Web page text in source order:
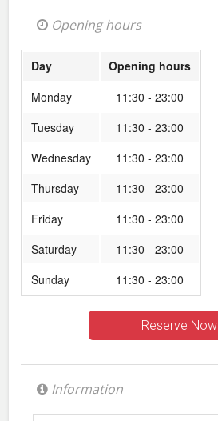
Opening hours
Day
Opening hours
Monday
11:30 - 23:00
Tuesday
11:30 - 23:00
Wednesday
11:30 - 23:00
Thursday
11:30 - 23:00
Friday
11:30 - 23:00
Saturday
11:30 - 23:00
Sunday
11:30 - 23:00
Reserve Now
Information